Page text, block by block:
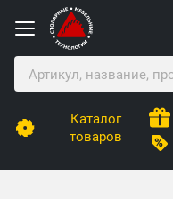
Каталог
товаров